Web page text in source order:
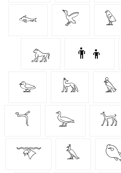
𓆜 𓅯 𓅱
𓃷 👨‍👦
𓅰 𓃦 𓅊
𓆔 𓅬 𓃡
𓄅 𓅘